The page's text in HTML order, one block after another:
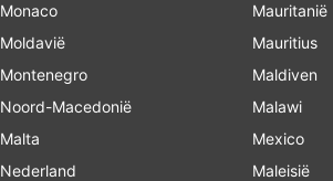
Monaco
Moldavië
Montenegro
Noord-Macedonië
Malta
Nederland
Mauritanië
Mauritius
Maldiven
Malawi
Mexico
Maleisië